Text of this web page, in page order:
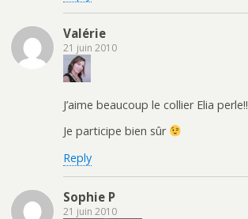
Valérie
21 juin 2010
J’aime beaucoup le collier Elia perle!!
Je participe bien sûr
Reply
Sophie P
21 juin 2010